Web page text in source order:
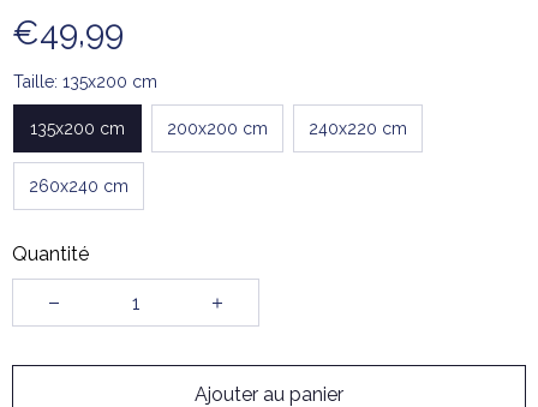
€49,99
Taille: 135x200 cm
135x200 cm 200x200 cm 240x220 cm
260x240 cm
Quantité
Ajouter au panier